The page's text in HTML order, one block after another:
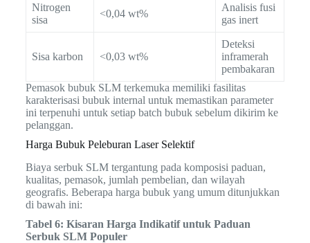
Nitrogen
sisa
<0,04 wt%
Analisis fusi
gas inert
Sisa karbon <0,03 wt%
Deteksi
inframerah
pembakaran
Pemasok bubuk SLM terkemuka memiliki fasilitas
karakterisasi bubuk internal untuk memastikan parameter
ini terpenuhi untuk setiap batch bubuk sebelum dikirim ke
pelanggan.
Harga Bubuk Peleburan Laser Selektif
Biaya serbuk SLM tergantung pada komposisi paduan,
kualitas, pemasok, jumlah pembelian, dan wilayah
geografis. Beberapa harga bubuk yang umum ditunjukkan
di bawah ini:
Tabel 6: Kisaran Harga Indikatif untuk Paduan
Serbuk SLM Populer